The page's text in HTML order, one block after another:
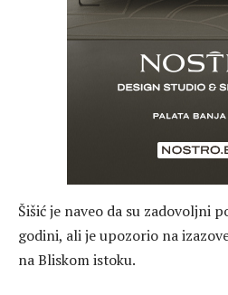
Šišić je naveo da su zadovoljni
godini, ali je upozorio na
na Bliskom istoku.